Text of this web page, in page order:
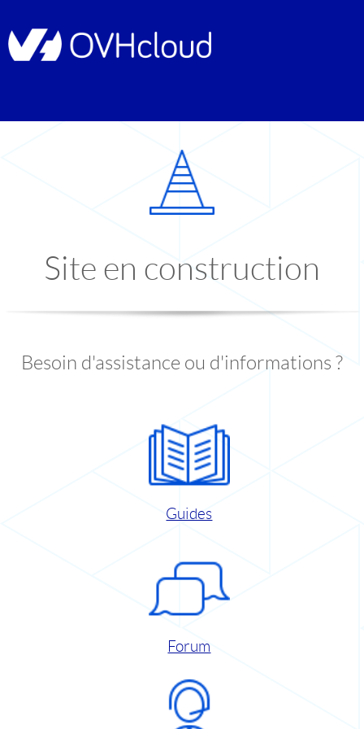
Site en construction
Besoin d'assistance ou d'informations ?
Guides
Forum